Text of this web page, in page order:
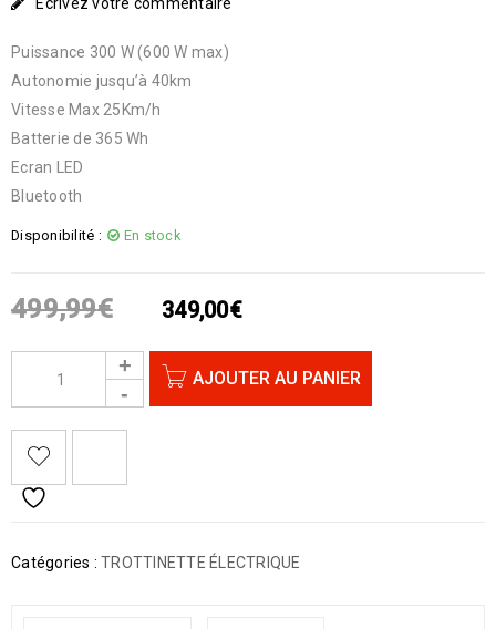
Puissance 300 W (600 W max)
Autonomie jusqu’à 40km
Vitesse Max 25Km/h
Batterie de 365 Wh
Ecran LED
Bluetooth
Disponibilité : En stock
499,99€ 349,00€
AJOUTER AU PANIER
Catégories : TROTTINETTE ÉLECTRIQUE